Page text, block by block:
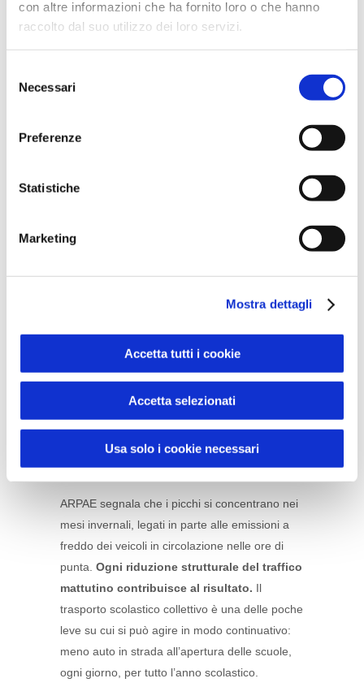
con altre informazioni che ha fornito loro o che hanno
raccolto dal suo utilizzo dei loro servizi.
delNecessari
Preferenze
Statistiche
Marketing
Mostra dettagli
Accetta tutti i cookie
Accetta selezionati
Usa solo i cookie necessari
Il riconoscimento ambientale si inserisce in un
standard internazionali.
EMILIA: PERCHÉ OGNI
Secondo il rapporto annuale 2025 di
provincia mantiene ilpercorso di
più elevati diPM10in città, rispetta per il
secondo anno consecutivo il valore limite
normativo giornaliero. Lasoglia annua(40
µg/m³) viene rispettata in tutte le stazioni della
provincia e i valori medi annui mostrano una
diminuzione rispetto al quinquennio
precedente.
ARPAE segnala che i picchi si concentrano nei
mesi invernali, legati in parte alle emissioni a
freddo dei veicoli in circolazione nelle ore di
punta. Ogni riduzione strutturale del traffico
mattutino contribuisce al risultato. Il
trasporto scolastico collettivo è una delle poche
leve su cui si può agire in modo continuativo:
meno auto in strada all’apertura delle scuole,
ogni giorno, per tutto l’anno scolastico.